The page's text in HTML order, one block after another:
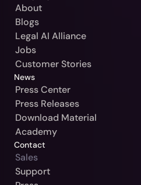
About
Blogs
Legal AI Alliance
Jobs
Customer Stories
News
Press Center
Press Releases
Download Material
Academy
Contact
Our Jurisdiction:
Sales
Support